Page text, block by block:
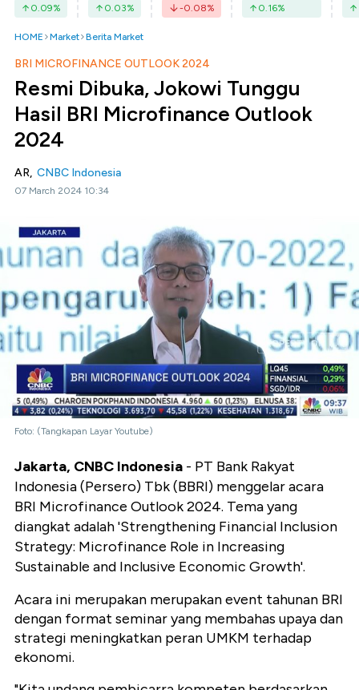
0.09% 0.03% -0.08% 0.16%
HOME Market Berita Market
BRI MICROFINANCE OUTLOOK 2024
Resmi Dibuka, Jokowi Tunggu
Hasil BRI Microfinance Outlook
2024
AR, CNBC Indonesia
07 March 2024 10:34
Foto: (Tangkapan Layar Youtube)
Jakarta, CNBC Indonesia - PT Bank Rakyat
Indonesia (Persero) Tbk (BBRI) menggelar acara
BRI Microfinance Outlook 2024. Tema yang
diangkat adalah 'Strengthening Financial Inclusion
Strategy: Microfinance Role in Increasing
Sustainable and Inclusive Economic Growth'.
Acara ini merupakan merupakan event tahunan BRI
dengan format seminar yang membahas upaya dan
strategi meningkatkan peran UMKM terhadap
ekonomi.